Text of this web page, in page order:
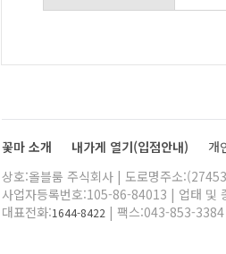
꽃마 소개 내가게 열기(입점안내) 개
상호:올블룸 주식회사 | 도로명주소
사업자등록번호:105-86-84013 | 업태 및
대표전화:1644-8422 | 팩스:043-853-3384